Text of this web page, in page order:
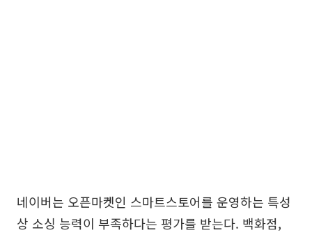
네이버는 오픈마켓인 스마트스토어를 운영하는 특성
상 소싱 능력이 부족하다는 평가를 받는다. 백화점,